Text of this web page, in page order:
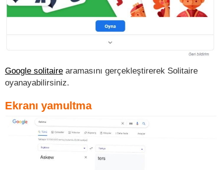
Google solitaire aramasını gerçekleştirerek Solitaire
oyanayabilirsiniz.
Ekranı yamultma